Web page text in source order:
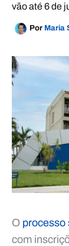
vão até 6 de
Por Maria
O processo
com